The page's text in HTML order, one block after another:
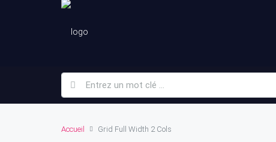
Accueil Grid Full Width 2 Cols